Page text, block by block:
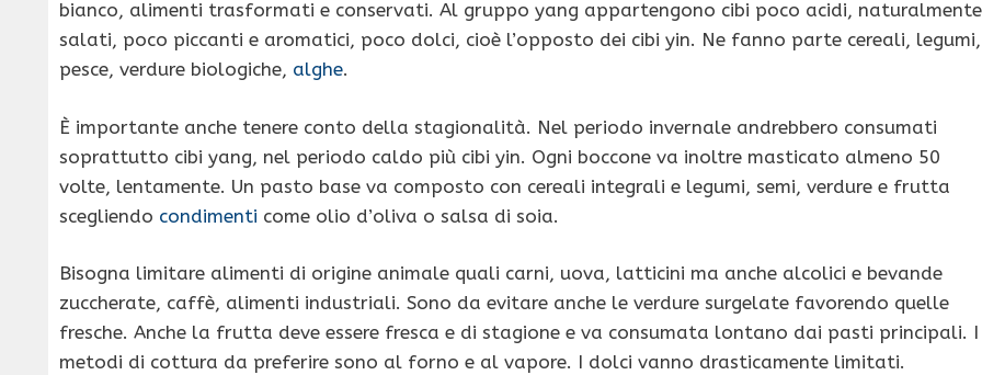
bianco, alimenti trasformati e conservati. Al gruppo yang appartengono cibi poco acidi, naturalmente
salati, poco piccanti e aromatici, poco dolci, cioè l’opposto dei cibi yin. Ne fanno parte cereali, legumi,
pesce, verdure biologiche, alghe.
È importante anche tenere conto della stagionalità. Nel periodo invernale andrebbero consumati
soprattutto cibi yang, nel periodo caldo più cibi yin. Ogni boccone va inoltre masticato almeno 50
volte, lentamente. Un pasto base va composto con cereali integrali e legumi, semi, verdure e frutta
scegliendo condimenti come olio d’oliva o salsa di soia.
Bisogna limitare alimenti di origine animale quali carni, uova, latticini ma anche alcolici e bevande
zuccherate, caffè, alimenti industriali. Sono da evitare anche le verdure surgelate favorendo quelle
fresche. Anche la frutta deve essere fresca e di stagione e va consumata lontano dai pasti principali. I
metodi di cottura da preferire sono al forno e al vapore. I dolci vanno drasticamente limitati.